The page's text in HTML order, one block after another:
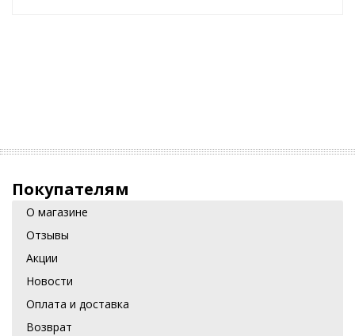
Покупателям
О магазине
Отзывы
Акции
Новости
Оплата и доставка
Возврат